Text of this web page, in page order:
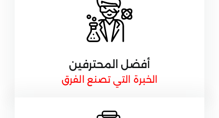
أفضل المحترفين
الخبرة التي تصنع الفرق